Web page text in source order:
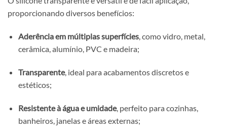
proporcionando diversos benefícios:
Aderência em múltiplas superfícies, como vidro, metal,
cerâmica, alumínio, PVC e madeira;
Transparente, ideal para acabamentos discretos e
estéticos;
Resistente à água e umidade, perfeito para cozinhas,
banheiros, janelas e áreas externas;